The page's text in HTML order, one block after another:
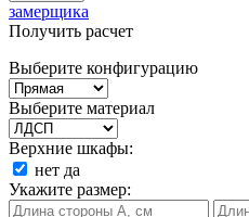
замерщика
Получить расчет
Выберите конфигурацию
Выберите материал
Верхние шкафы:
нет да
Укажите размер: